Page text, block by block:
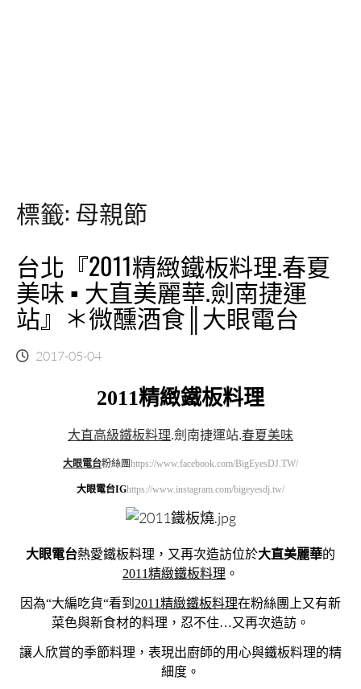
標籤: 母親節
台北『2011精緻鐵板料理.春夏
美味 ▪ 大直美麗華.劍南捷運
站』＊微醺酒食║大眼電台
2017-05-04
2011精緻鐵板料理
大直高級鐵板料理.劍南捷運站.春夏美味
大眼電台粉絲團https://www.facebook.com/BigEyesDJ.TW/
大眼電台IGhttps://www.instagram.com/bigeyesdj.tw/
大眼電台熱愛鐵板料理，又再次造訪位於大直美麗華的
2011精緻鐵板料理 。
因為“大編吃貨“看到 2011精緻鐵板料理在粉絲團上又有新
菜色與新食材的料理，忍不住…又再次造訪。
讓人欣賞的季節料理，表現出廚師的用心與鐵板料理的精
細度。